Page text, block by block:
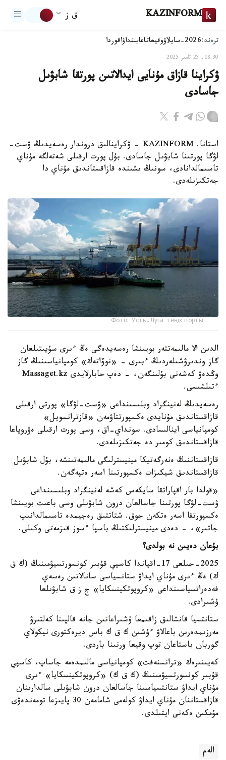
KAZINFORM ق ز
ترەند:2026-سايلاۋ وقيعاتاعايىنداۋاقوردا
18:30, 25 تامىز 2025
ۋكراينا قازاق مۇنايى ايدالاتىن پورتقا شابۋىل
جاسادى
استانا. KAZINFORM - ۋكراينالىق دروندار رەسەيدىڭ ۋست-
لۋگا پورتىنا شابۋىل جاسادى. بۇل پورت ارقىلى شەتەلگە مۇناي
تاسىمالدانادى، سونىڭ ىشىندە قازاقستاندىق مۇناي دا
جەتكىزىلەدى.
Фото: Усть-Луга теңіз порты
الدىن الا مالىمەتتەر بويىنشا رەسەيدەگى ەڭ ءىرى سۇيىتىلعان
گاز وندىرۋشىلەردىڭ ءبىرى - «نوۆاتەك» كومپانياسىنىڭ گاز
وڭدەۋ كەشەنى بۇلىنگەن، - دەپ حابارلايدى Massaget.kz
ءتىلشىسى.
رەسەيدىڭ لەنينگراد وبلىسىنداعى «ۋست-لۋگا» پورتى ارقىلى
قازاقستاندىق مۇنايدى ەكسپورتتاۋمەن «قازترانسويل»
كومپانياسى اينالىسادى. سونداي-اق، وسى پورت ارقىلى ەۋروپاعا
قازاقستاندىق كومىر دە جەتكىزىلەدى.
قازاقستاننىڭ ەنەرگەتيكا مينيسترلىگى مالىمەتىنشە، بۇل شابۋىل
قازاقستاندىق شيكىزات ەكسپورتىنا اسەر ەتپەگەن.
«قولدا بار اقپاراتقا سايكەس كەشە لەنينگراد وبلىسىنداعى
ۋست-لۋگا پورتىنا جاسالعان درون شابۋىلى وسى باعىت بويىنشا
ەكسپورتقا اسەر ەتكەن جوق. شتاتتىق رەجيمدە تاسىمالدانىپ
جاتىر»، - دەدى مينيسترلىكتىڭ باسپا ءسوز قىزمەتى وكىلى.
بۇعان دەيىن نە بولدى؟
2025-جىلعى 17-اقپاندا كاسپي قۇبىر كونسورتسيۋمىنىڭ (ك ق
ك) ەڭ ءىرى مۇناي ايداۋ ستانسياسى سانالاتىن رەسەي
فەدەراتسياسىنداعى «كروپوتكينسكايا» ج ز ق شابۋىلعا
ۇشىرادى.
ستانتسيا قانشالىق زاقىمعا ۇشىراعانىن جانە قالپىنا كەلتىرۋ
مەرزىمدەرىن باعالاۋ ءۇشىن ك ق ك باس ديرەكتورى نيكولاي
گوربان باستاعان توپ وقيعا ورنىنا باردى.
كەيىنىرەك «ترانسنەفت» كومپانياسى مالىمدەمە جاساپ، كاسپي
قۇبىر كونسورتسيۋمىنىڭ (ك ق ك) «كروپوتكينسكايا» ءىرى
مۇناي ايداۋ ستانتسياسىنا جاسالعان درون شابۋىلى سالدارىنان
قازاقستاننان مۇناي ايداۋ كولەمى شامامەن 30 پايىزعا تومەندەۋى
مۇمكىن ەكەنى ايتىلدى.
الەم